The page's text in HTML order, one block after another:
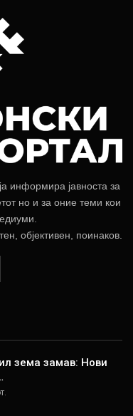
информира јавноста за
но и за оние теми кои
објективен, поинаков.
зема замав: Нови